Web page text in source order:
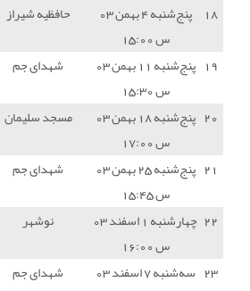
شیراز فجر سپاسی 2 - 2
جم پارس جنوبی جم 0 - 3
سلیمان نفت مسجد سلیمان 2 - 2
جم پارس جنوبی جم 0 - 2
نوشهر شهرداری نوشهر 0 - 3
جم پارس جنوبی جم 2 - 1